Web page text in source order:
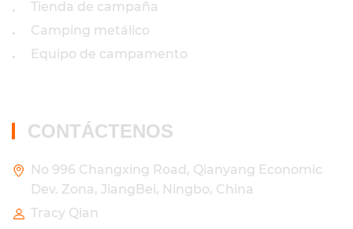
• Tienda de campaña
• Camping metálico
• Equipo de campamento
CONTÁCTENOS
No 996 Changxing Road, Qianyang Economic
Dev. Zona, JiangBei, Ningbo, China
Tracy Qian